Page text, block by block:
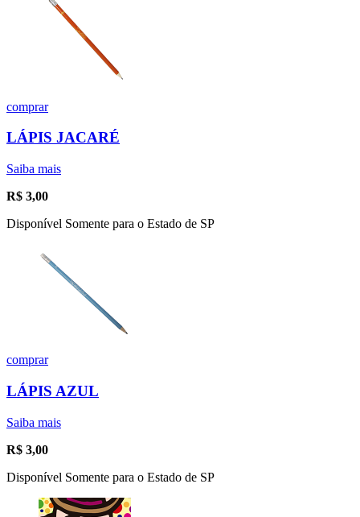
comprar
LÁPIS JACARÉ
Saiba mais
R$ 3,00
Disponível Somente para o Estado de SP
comprar
LÁPIS AZUL
Saiba mais
R$ 3,00
Disponível Somente para o Estado de SP